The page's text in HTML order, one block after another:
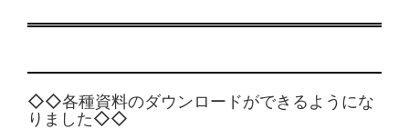
◇◇各種資料のダウンロードができるようにな
りました◇◇